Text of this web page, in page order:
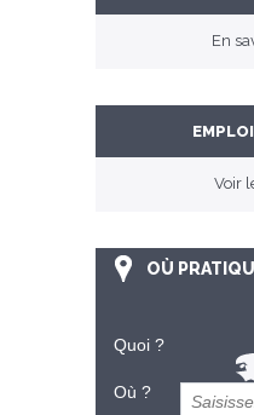
En
Voir
OÙ
Quoi ?
Où ?